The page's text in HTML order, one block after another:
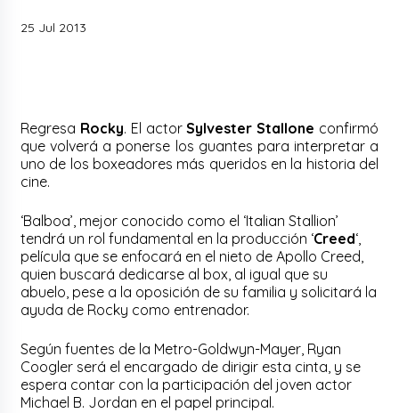
25 Jul 2013
Regresa Rocky. El actorSylvester Stallone confirmó
que volverá a ponerse los guantes para interpretar a
uno de los boxeadores más queridos en la historia del
cine.
‘Balboa’, mejor conocido como el ‘Italian Stallion’
tendrá un rol fundamental en la producción ‘Creed‘,
película que se enfocará en el nieto de Apollo Creed,
quien buscará dedicarse al box, al igual que su
abuelo, pese a la oposición de su familia y solicitará la
ayuda de Rocky como entrenador.
Según fuentes de la Metro-Goldwyn-Mayer, Ryan
Coogler será el encargado de dirigir esta cinta, y se
espera contar con la participación del joven actor
Michael B. Jordan en el papel principal.